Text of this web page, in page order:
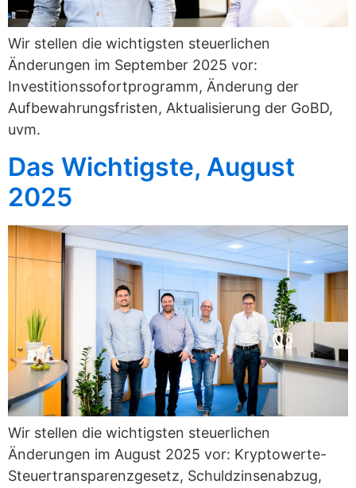
Wir stellen die wichtigsten steuerlichen
Änderungen im September 2025 vor:
Investitionssofortprogramm, Änderung der
Aufbewahrungsfristen, Aktualisierung der GoBD,
uvm.
Das Wichtigste, August
2025
Wir stellen die wichtigsten steuerlichen
Änderungen im August 2025 vor: Kryptowerte-
Steuertransparenzgesetz, Schuldzinsenabzug,